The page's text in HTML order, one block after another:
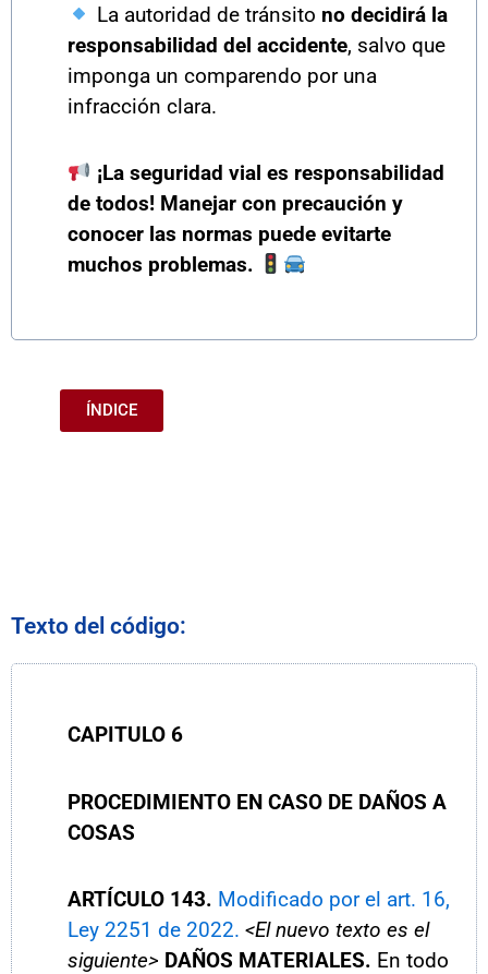
La autoridad de tránsito no decidirá la
responsabilidad del accidente, salvo que
imponga un comparendo por una
infracción clara.
¡La seguridad vial es responsabilidad
de todos! Manejar con precaución y
conocer las normas puede evitarte
muchos problemas.
ÍNDICE
Texto del código:
CAPITULO 6
PROCEDIMIENTO EN CASO DE DAÑOS A
COSAS
ARTÍCULO 143. Modificado por el art. 16,
Ley 2251 de 2022. <El nuevo texto es el
siguiente> DAÑOS MATERIALES. En todo